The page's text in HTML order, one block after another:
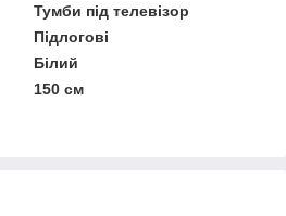
Тумби під телевізор
Підлогові
Білий
150 см